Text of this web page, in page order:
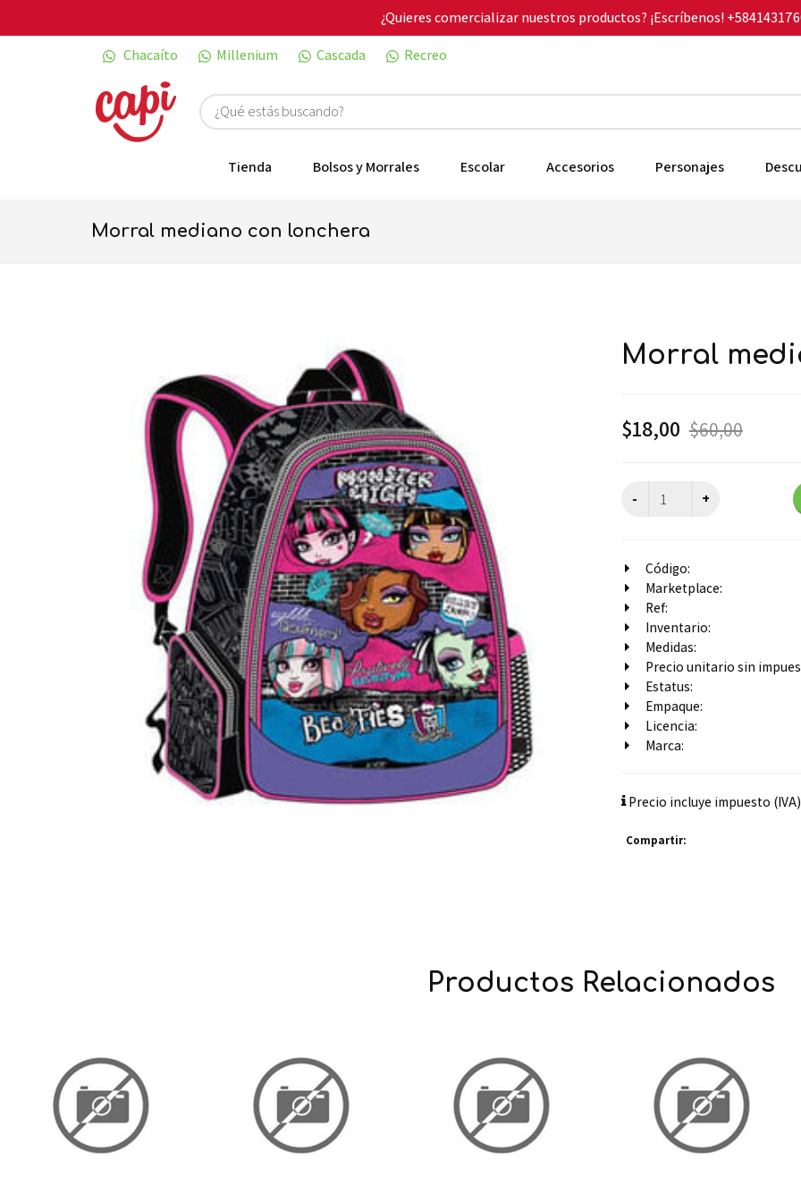
¿Quieres comercializar nuestros productos? ¡Escríbenos!
Chacaíto
Millenium Cascada Recreo
Tienda Bolsos y Morrales Escolar Accesorios Personajes
morral mediano con lonchera
morral
$18,00 $60,00
Código:
Marketplace:
Ref:
Inventario:
Medidas:
Precio unitario sin
Estatus:
Empaque:
Licencia:
Marca:
Precio incluye impuesto
Compartir:
Productos Relacionados